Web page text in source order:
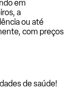
em
a
ou até
com preços
de saúde!